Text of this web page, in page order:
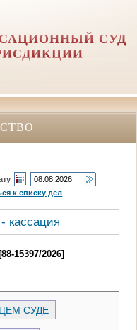
СУД
к списку дел
кассация
15397/2026]
СУДЕ